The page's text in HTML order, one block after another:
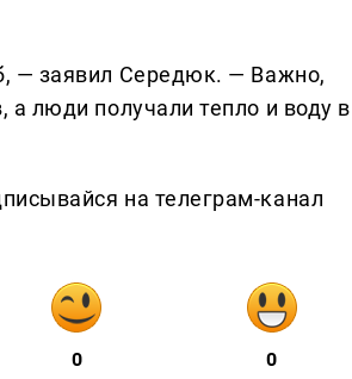
— заявил Середюк. — Важно,
а люди получали тепло и воду в
на телеграм-канал
0 0